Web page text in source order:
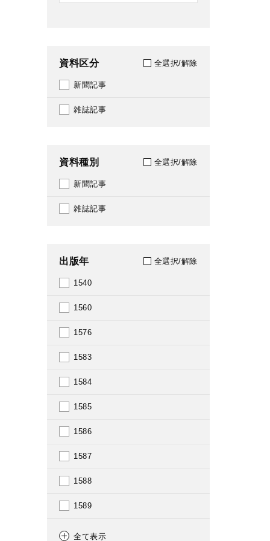
資料区分 全選択/解除
新聞記事
雑誌記事
資料種別 全選択/解除
新聞記事
雑誌記事
出版年 全選択/解除
1540
1560
1576
1583
1584
1585
1586
1587
1588
1589
1590
全て表示